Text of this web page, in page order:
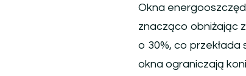
Okna
znacząco obniżając
o 30%, co
okna ograniczają